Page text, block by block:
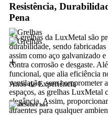
Resistência,
Pena
As grelhas da LuxMetal são
durabilidade, sendo
assim como aço galvanizado
contra corrosão e desgaste.
funcional, que alia eficiência
ventilação, sem comprometer
espaços, as grelhas LuxMetal
elegância. Assim,
atraentes para qualquer
+
Anos de Experiência
Sobre nós